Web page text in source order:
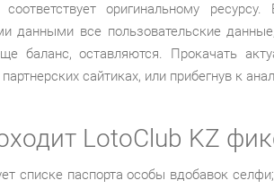
оригинальному
данными все пользовательские
баланс, оставляются. Прокачать
сайтиках, или прибегнув к
LotoClub KZ
списке паспорта особы вдобавок